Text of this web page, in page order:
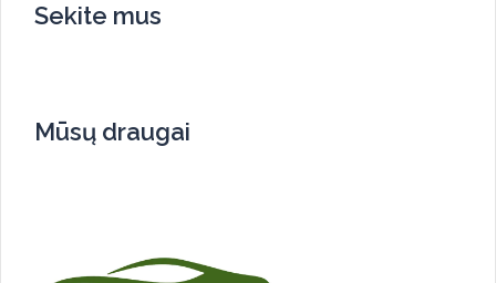
Sekite mus
Mūsų draugai